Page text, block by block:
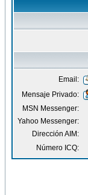
Email:
Mensaje Privado:
MSN Messenger:
Yahoo Messenger:
Dirección AIM:
Número ICQ: